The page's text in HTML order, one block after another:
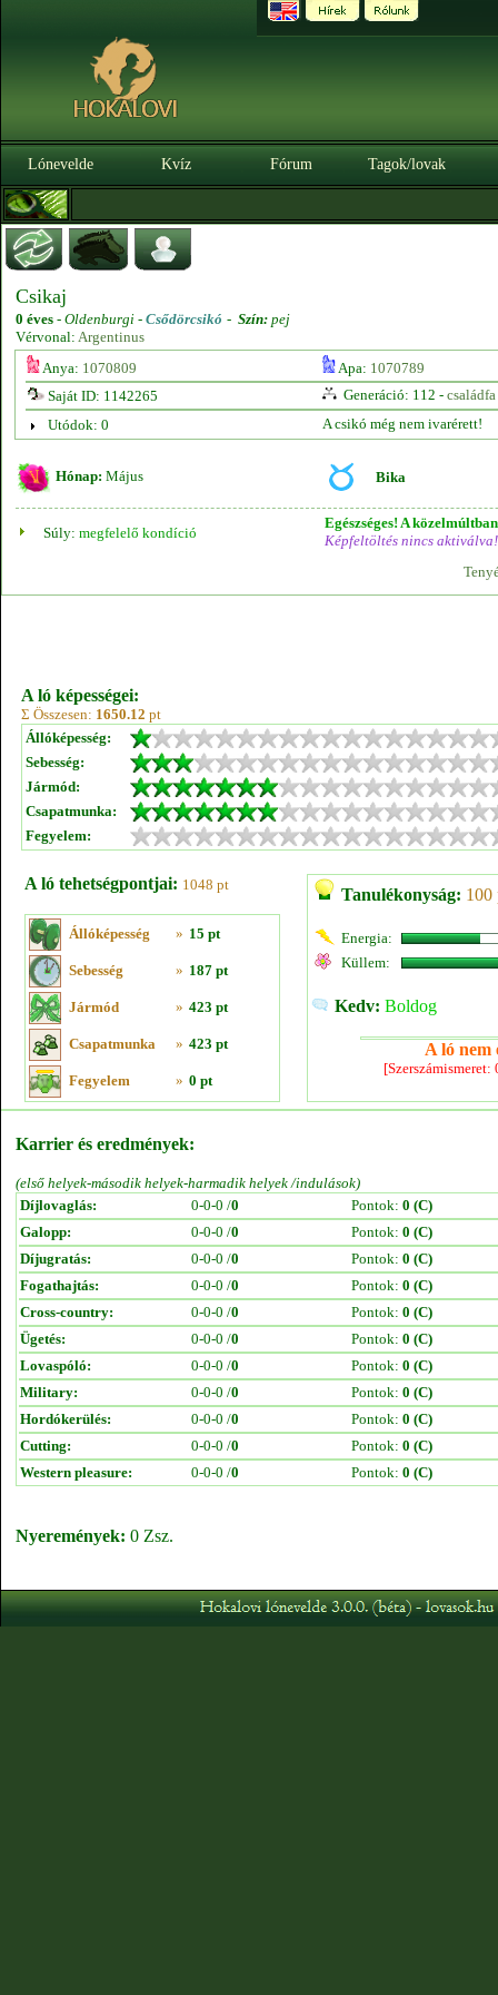
Lónevelde Kvíz Fórum Tagok/lovak
Csikaj
0 éves - Oldenburgi - Csődörcsikó - Szín: pej
Vérvonal: Argentinus
Anya: 1070809 Apa: 1070789
Saját ID: 1142265
Generáció: 112 - családfa
Utódok: 0
A csikó még nem ivarérett!
Hónap: Május Bika
Súly: megfelelő kondíció
Egészséges! A
Képfeltöltés nincs aktiválva!
A ló képességei:
Σ Összesen: 1650.12 pt
Állóképesség:
Sebesség:
Jármód:
Csapatmunka:
Fegyelem:
A ló tehetségpontjai: 1048 pt
Állóképesség » 15 pt
Sebesség » 187 pt
Jármód » 423 pt
Csapatmunka » 423 pt
Fegyelem » 0 pt
Tanulékonyság: 100
Energia:
Küllem:
Kedv: Boldog
A ló nem
Karrier és eredmények:
(első helyek-második helyek-harmadik helyek /indulások)
Díjlovaglás:
0-0-0 /0 Pontok: 0 (C)
Galopp:
0-0-0 /0 Pontok: 0 (C)
Díjugratás:
0-0-0 /0 Pontok: 0 (C)
Fogathajtás:
0-0-0 /0 Pontok: 0 (C)
Cross-country:
0-0-0 /0 Pontok: 0 (C)
Ügetés:
0-0-0 /0 Pontok: 0 (C)
Lovaspóló:
0-0-0 /0 Pontok: 0 (C)
Military:
0-0-0 /0 Pontok: 0 (C)
Hordókerülés:
0-0-0 /0 Pontok: 0 (C)
Cutting:
0-0-0 /0 Pontok: 0 (C)
Western pleasure:
0-0-0 /0 Pontok: 0 (C)
Nyeremények: 0 Zsz.